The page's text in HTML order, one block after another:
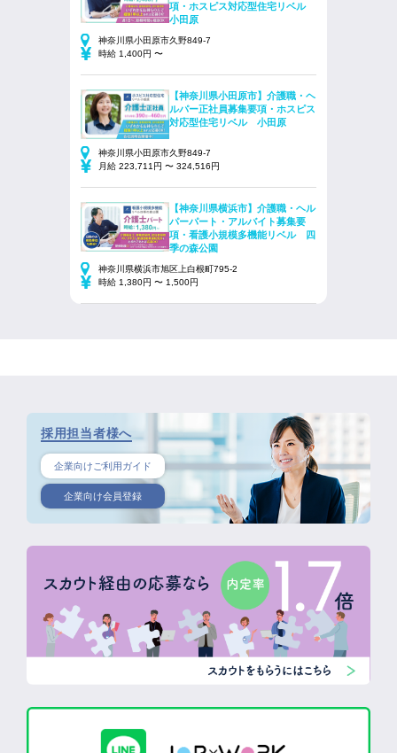
項・ホスピス対応型住宅リベル
小田原
神奈川県小田原市久野849‐7
時給 1,400円 〜
【神奈川県小田原市】介護職・ヘ
ルパー正社員募集要項・ホスピス
対応型住宅リベル 小田原
神奈川県小田原市久野849‐7
月給 223,711円 〜 324,516円
【神奈川県横浜市】介護職・ヘル
パーパート・アルバイト募集要
項・看護小規模多機能リベル 四
季の森公園
神奈川県横浜市旭区上白根町795‐2
時給 1,380円 〜 1,500円
採用担当者様へ
企業向けご利用ガイド
企業向け会員登録